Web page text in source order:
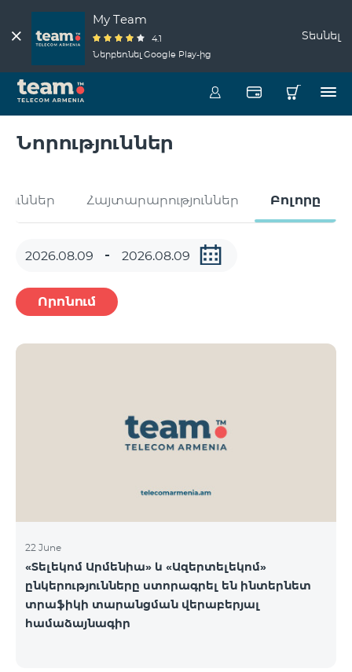
My Team
4.1
Ներբեռնել Google Play-ից
Տեսնել
Նորություններ
Հայտարարություններ Բոլորը
Որոնում
22 June
«Տելեկոմ Արմենիա» և «Ազերտելեկոմ»
ընկերությունները ստորագրել են ինտերնետ
տրաֆիկի տարանցման վերաբերյալ
համաձայնագիր